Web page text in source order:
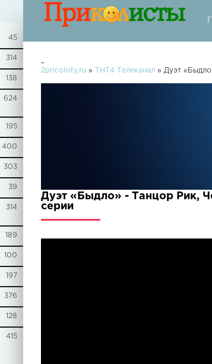
45
314
138
624
195
400
303
39
314
189
100
197
376
128
415
-
2pricolisty.ru » ТНТ4 Телеканал » Дуэт
Дуэт «Быдло» - Танцор Рик,
серии